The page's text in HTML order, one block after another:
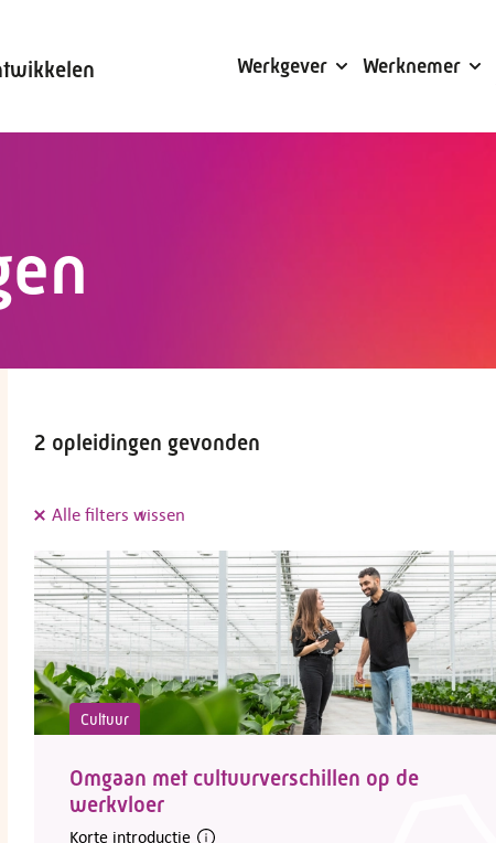
Werkgever Werknemer
2 opleidingen gevonden
Alle filters wissen
Cultuur
Omgaan met cultuurverschillen op de
werkvloer
Korte introductie